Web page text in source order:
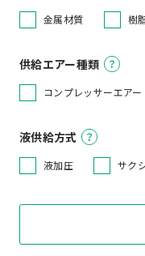
金属材質 樹
供給エアー種類
コンプレッサーエアー
液供給方式
液加圧 サク